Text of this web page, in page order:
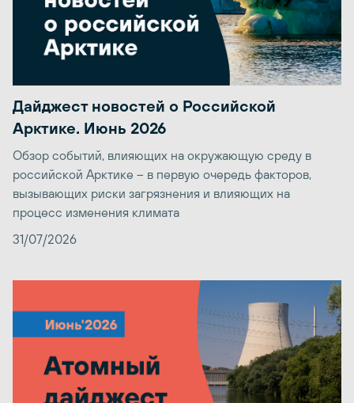
Дайджест новостей о Российской
Арктике. Июнь 2026
Обзор событий, влияющих на окружающую среду в
российской Арктике – в первую очередь факторов,
вызывающих риски загрязнения и влияющих на
процесс изменения климата
31/07/2026